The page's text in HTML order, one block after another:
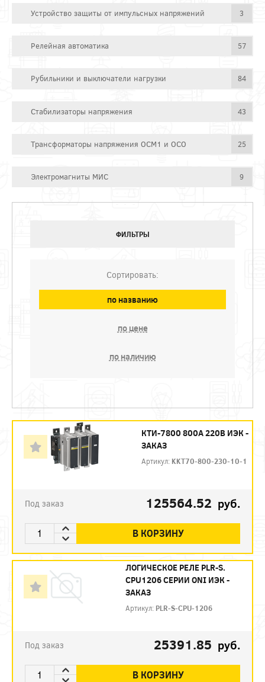
Устройство защиты от импульсных напряжений 3
Релейная автоматика 57
Рубильники и выключатели нагрузки 84
Стабилизаторы напряжения 43
Трансформаторы напряжения ОСМ1 и ОСО 25
Электромагниты МИС 9
ФИЛЬТРЫ
Сортировать:
по названию
по цене
по наличию
КТИ-7800 800А 220В ИЭК -
ЗАКАЗ
Артикул: KKT70-800-230-10-1
Под заказ 125564.52 руб.
В КОРЗИНУ
ЛОГИЧЕСКОЕ РЕЛЕ PLR-S.
CPU1206 СЕРИИ ONI ИЭК -
ЗАКАЗ
Артикул: PLR-S-CPU-1206
Под заказ 25391.85 руб.
В КОРЗИНУ